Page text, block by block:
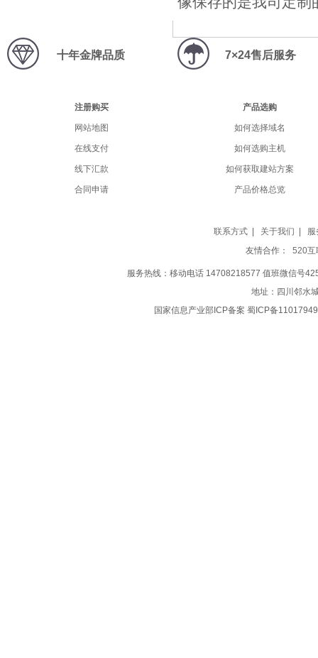
十年金牌品质 7×24售后服务
注册购买
网站地图
在线支付
线下汇款
合同申请
产品选购
如何选择域名
如何选购主机
如何获取建站方案
产品价格总览
联系方式 关于我们
服
友情合作：
520互
服务热线：移动电话 14708218577 值班微信
地址：四川邻水
国家信息产业部ICP备案 蜀ICP备